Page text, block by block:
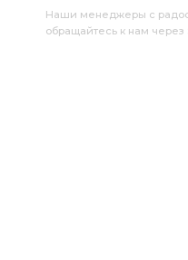
Наши менеджеры с
обращайтесь к нам через